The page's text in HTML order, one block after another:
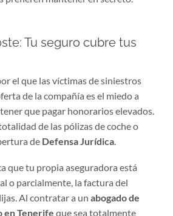
Tu seguro cubre tus
el que las víctimas de siniestros
de la compañía es el miedo a
que pagar honorarios elevados.
de las pólizas de coche o
de Defensa Jurídica
que tu propia aseguradora está
o parcialmente, la factura del
Al contratar a un abogado de
Tenerife
que sea totalmente